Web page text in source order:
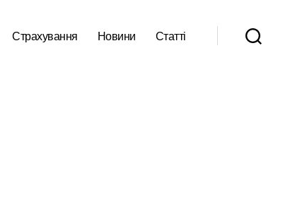
Страхування Новини Статті